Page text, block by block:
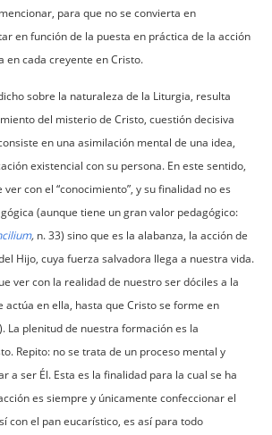
para que no se convierta en
en función de la puesta en práctica de la acción
en cada creyente en Cristo.
sobre la naturaleza de la Liturgia, resulta
del misterio de Cristo, cuestión decisiva
en una asimilación mental de una idea,
existencial con su persona. En este sentido,
con el “conocimiento”, y su finalidad no es
(aunque tiene un gran valor pedagógico:
, n. 33) sino que es la alabanza, la acción de
Hijo, cuya fuerza salvadora llega a nuestra vida.
ver con la realidad de nuestro ser dóciles a la
actúa en ella, hasta que Cristo se forme en
La plenitud de nuestra formación es la
Repito: no se trata de un proceso mental y
a ser Él. Esta es la finalidad para la cual se ha
es siempre y únicamente confeccionar el
con el pan eucarístico, es así para todo